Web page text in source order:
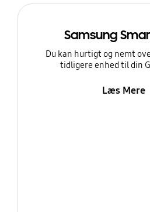
Samsung
Du kan hurtigt og nemt
tidligere enhed til din
Læs Mere